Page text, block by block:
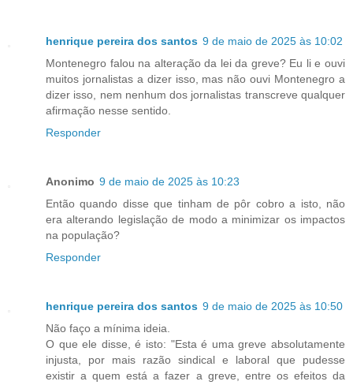
henrique pereira dos santos 9 de maio de 2025 às 10:02
Montenegro falou na alteração da lei da greve? Eu li e ouvi
muitos jornalistas a dizer isso, mas não ouvi Montenegro a
dizer isso, nem nenhum dos jornalistas transcreve qualquer
afirmação nesse sentido.
Responder
Anonimo 9 de maio de 2025 às 10:23
Então quando disse que tinham de pôr cobro a isto, não
era alterando legislação de modo a minimizar os impactos
na população?
Responder
henrique pereira dos santos 9 de maio de 2025 às 10:50
Não faço a mínima ideia.
O que ele disse, é isto: "Esta é uma greve absolutamente
injusta, por mais razão sindical e laboral que pudesse
existir a quem está a fazer a greve, entre os efeitos da